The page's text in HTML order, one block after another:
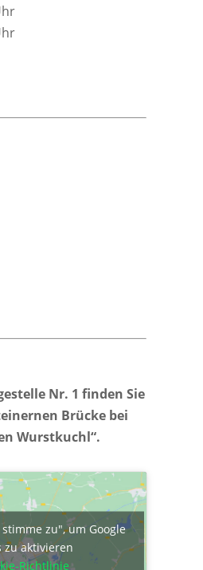
Nr. 1 finden Sie
Brücke bei
Wurstkuchl“.
zu", um Google
zu aktivieren
Richtlinie